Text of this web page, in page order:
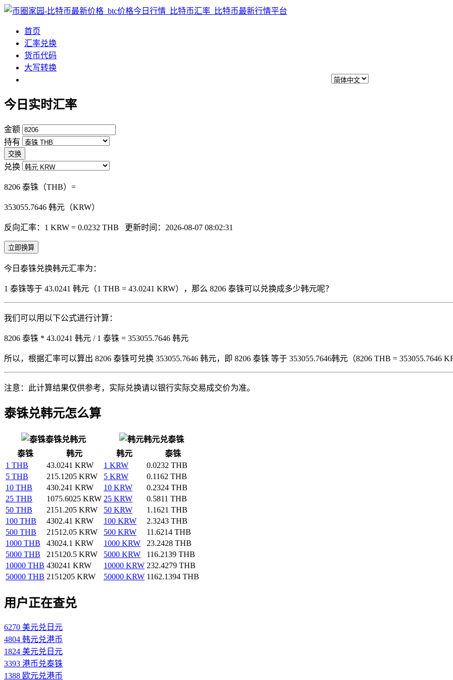
首页
汇率兑换
货币代码
大写转换
今日实时汇率
金额
持有
交换
兑换
8206 泰铢（THB）=
353055.7646 韩元（KRW）
反向汇率：1 KRW = 0.0232 THB 更新时间：2026-08-07 08:02:31
立即换算
今日泰铢兑换韩元汇率为：
1 泰铢等于 43.0241 韩元（1 THB = 43.0241 KRW），那么 8206 泰铢可以兑换成多少韩元呢？
我们可以用以下公式进行计算：
8206 泰铢 * 43.0241 韩元 / 1 泰铢 = 353055.7646 韩元
所以，根据汇率可以算出 8206 泰铢可兑换 353055.7646 韩元，即 8206 泰铢 等于 353055.7646韩元（8206 THB = 353055.7646
注意：此计算结果仅供参考，实际兑换请以银行实际交易成交价为准。
泰铢兑韩元怎么算
泰铢兑韩元
韩元兑泰铢
泰铢
韩元 韩元
泰铢
1 THB
43.0241 KRW 1 KRW
0.0232 THB
5 THB
215.1205 KRW 5 KRW
0.1162 THB
10 THB
430.241 KRW 10 KRW
0.2324 THB
25 THB
1075.6025 KRW 25 KRW
0.5811 THB
50 THB
2151.205 KRW 50 KRW
1.1621 THB
100 THB
4302.41 KRW 100 KRW
2.3243 THB
500 THB
21512.05 KRW 500 KRW
11.6214 THB
1000 THB
43024.1 KRW 1000 KRW
23.2428 THB
5000 THB
215120.5 KRW 5000 KRW
116.2139 THB
10000 THB 430241 KRW 10000 KRW 232.4279 THB
50000 THB 2151205 KRW 50000 KRW 1162.1394 THB
用户正在查兑
6270 美元兑日元
4804 韩元兑港币
1824 美元兑日元
3393 港币兑泰铢
1388 欧元兑港币